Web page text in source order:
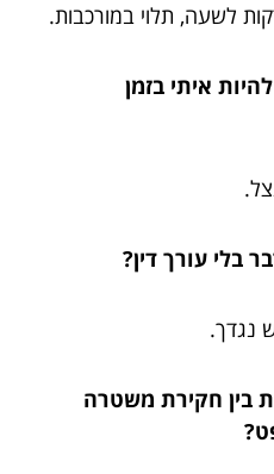
לשעה, תלוי במורכבות.
איתי בזמן
בלי עורך דין?
נגדך.
בין חקירת משטרה